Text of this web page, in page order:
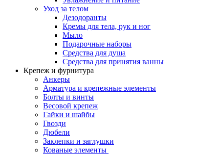
Уход за телом
Дезодоранты
Кремы для тела, рук и ног
Мыло
Подарочные наборы
Средства для душа
Средства для принятия ванны
Крепеж и фурнитура
Анкеры
Арматура и крепежные элементы
Болты и винты
Весовой крепеж
Гайки и шайбы
Гвозди
Дюбели
Заклепки и заглушки
Кованые элементы